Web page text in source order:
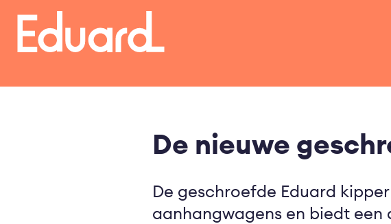
Overslaan
naar
gaan
De nieuwe
De geschroefde Eduard
aanhangwagens en biedt